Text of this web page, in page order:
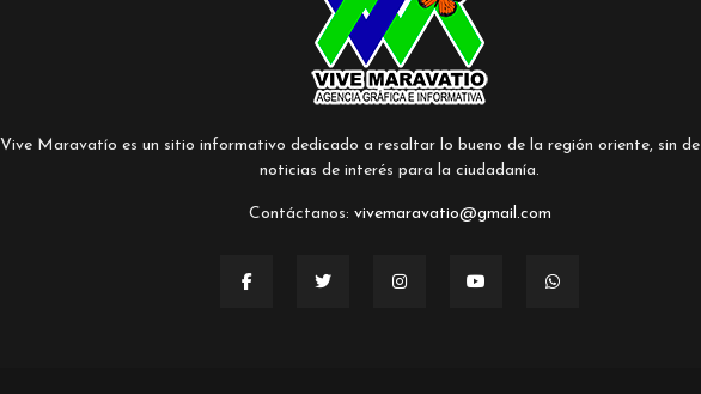
Vive Maravatío es un sitio informativo dedicado a resaltar lo bueno de la región oriente, sin
noticias de interés para la ciudadanía.
Contáctanos: vivemaravatio@gmail.com